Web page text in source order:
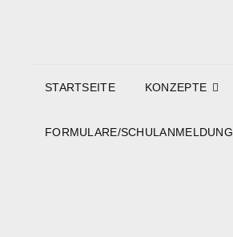
STARTSEITE KONZEPTE
FORMULARE/SCHULANMELDUNG